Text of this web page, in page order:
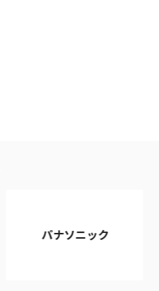
パナソニック